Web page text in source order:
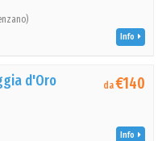
Info
d'Oro da€140
Info